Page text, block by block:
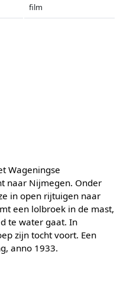
film
Wageningse
naar Nijmegen. Onder
in open rijtuigen naar
een lolbroek in de mast,
te water gaat. In
zijn tocht voort. Een
anno 1933.